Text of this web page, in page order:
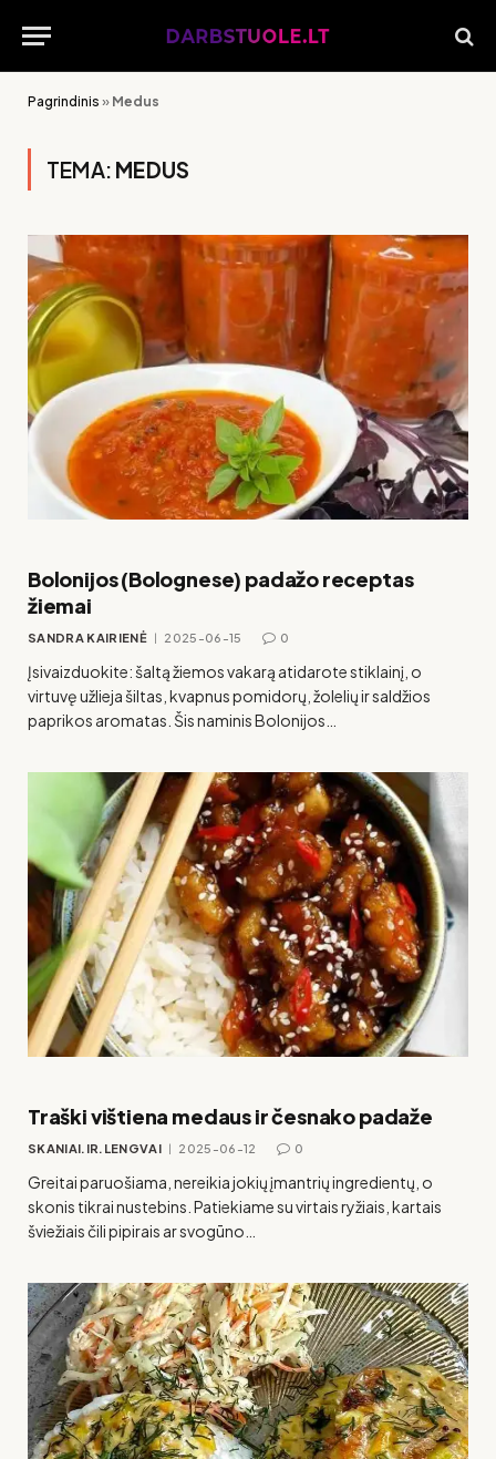
Pagrindinis » Medus
TEMA: MEDUS
Bolonijos (Bolognese) padažo receptas
žiemai
SANDRA KAIRIENĖ 2025-06-15 0
Įsivaizduokite: šaltą žiemos vakarą atidarote stiklainį, o
virtuvę užlieja šiltas, kvapnus pomidorų, žolelių ir saldžios
paprikos aromatas. Šis naminis Bolonijos…
Traški vištiena medaus ir česnako padaže
SKANIAI.IR.LENGVAI 2025-06-12 0
Greitai paruošiama, nereikia jokių įmantrių ingredientų, o
skonis tikrai nustebins. Patiekiame su virtais ryžiais, kartais
šviežiais čili pipirais ar svogūno…